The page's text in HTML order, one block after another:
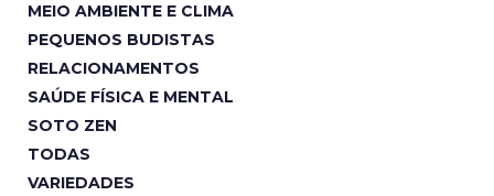
MEIO AMBIENTE E CLIMA
PEQUENOS BUDISTAS
RELACIONAMENTOS
SAÚDE FÍSICA E MENTAL
SOTO ZEN
TODAS
VARIEDADES